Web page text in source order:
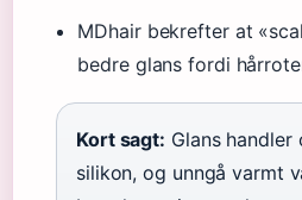
MDhair bekrefter at
bedre glans fordi
Kort sagt: Glans
silikon, og unngå varmt